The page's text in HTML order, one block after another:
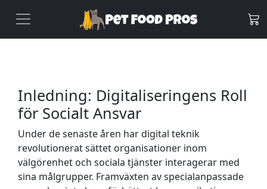
Inledning: Digitaliseringens Roll
för Socialt Ansvar
Under de senaste åren har digital teknik
revolutionerat sättet organisationer inom
välgörenhet och sociala tjänster interagerar med
sina målgrupper. Framväxten av specialanpassade